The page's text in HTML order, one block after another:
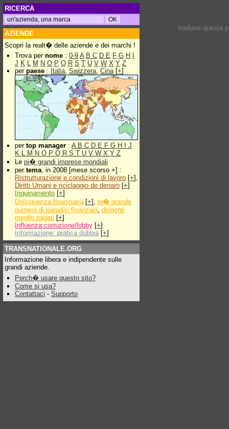
RICERCA
AZIENDE
Scopri la realt� delle aziende e dei marchi !
Trova per nome : 0-9 A B C D E F G H
J K L M N O P Q R S T U V W X Y Z
per paese : Italia, Swizzera, Cina[+]
per top manager : A B C D E F G H
J
K L M N O P Q R S T U V W X Y Z
Le pi� grandi imprese mondiali
per tema, in 2008 [mese scorso +] :
Ristrutturazione e condizioni di lavoro [+],
Diritti Umani e riciclaggio de denaro [+]
Inquinamento [+]
Delinquenza finanziaria[+], pi� grande
numero di paradisi finanziari, dirigenti
meglio pagati [+]
Influenza:corruzione/lobby [+]
Informazione: pratica dubbia [+]
TRANSNATIONALE.ORG
Informazione libera e indipendente sulle
grandi aziende.
Perch� usare questo sito?
Come si usa?
Contattaci - Supporto
tradurre questa